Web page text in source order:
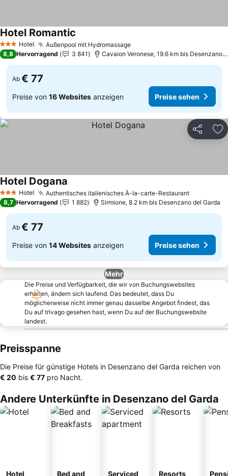
3 SterneHotel Außenpool mit HydromassagePreise sehen
Hotel Romantic
8,8 Hervorragend 3 841 Cavaion Veronese, 19.6 km bis Desenzano
Ab € 77
Preise von 16 Websites anzeigen Preise sehen
Teilen
3 SterneHotel Authentisches italienisches À-la-carte-RestaurantPreise
Hotel Dogana
8,7 Hervorragend 1 882 Sirmione, 8.2 km bis Desenzano del Garda
Ab € 77
Preise von 14 Websites anzeigen Preise sehen
Mehr
Die Preise und Verfügbarkeit, die wir von Buchungswebsites
erhalten, ändern sich laufend. Das bedeutet, dass Du
möglicherweise nicht immer genau dasselbe Angebot findest, das
Du auf trivago gesehen hast, wenn Du auf der Buchungswebsite
landest.
Preisspanne
Die Preise für günstige Hotels in Desenzano del Garda reichen von
‎€ 20 bis ‎€ 77 pro Nacht.
Andere Unterkünfte in Desenzano del Garda
Hotel
Bed and
Serviced
Resorts